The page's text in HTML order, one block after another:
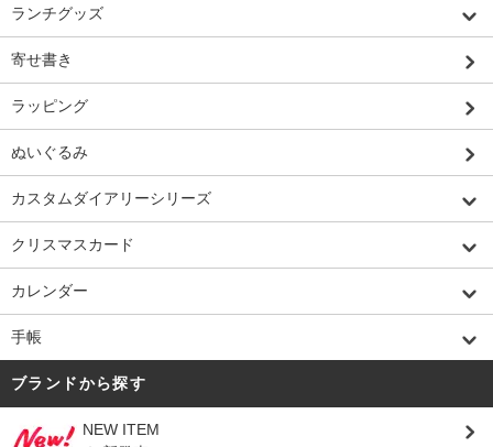
ランチグッズ
寄せ書き
ラッピング
ぬいぐるみ
カスタムダイアリーシリーズ
クリスマスカード
カレンダー
手帳
ブランドから探す
NEW ITEM